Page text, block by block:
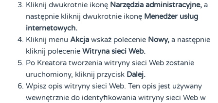
Kliknij dwukrotnie ikonę Narzędzia administracyjne, a
następnie kliknij dwukrotnie ikonę Menedżer usług
internetowych.
Kliknij menuAkcja wskaż polecenie Nowy, a następnie
kliknij polecenieWitryna sieci Web.
Po Kreatora tworzenia witryny sieci Web zostanie
uruchomiony, kliknij przycisk Dalej.
Wpisz opis witryny sieci Web. Ten opis jest używany
wewnętrznie do identyfikowania witryny sieci Web w